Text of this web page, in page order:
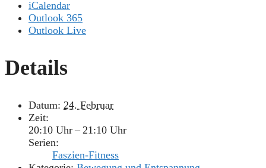
iCalendar
Outlook 365
Outlook Live
Details
Datum: 24. Februar
Zeit:
20:10 Uhr – 21:10 Uhr
Serien:
Faszien-Fitness